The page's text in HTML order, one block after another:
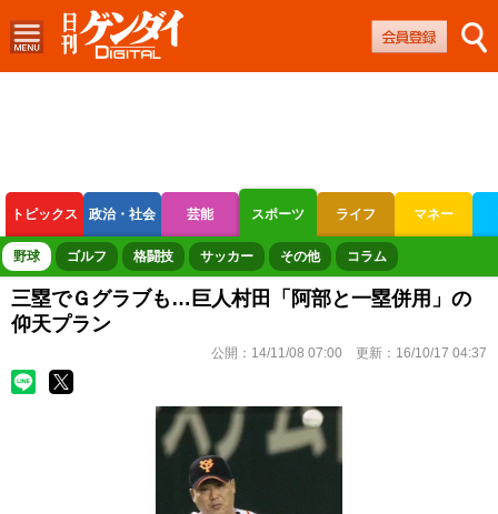
トピックス 政治・社会 芸能 スポーツ ライフ マネー
ボートレース 競輪 オートレース
野球 ゴルフ 格闘技 サッカー その他 コラム
三塁でＧグラブも…巨人村田「阿部と一塁併用」の
仰天プラン
公開： 14/11/08 07:00 更新： 16/10/17 04:37